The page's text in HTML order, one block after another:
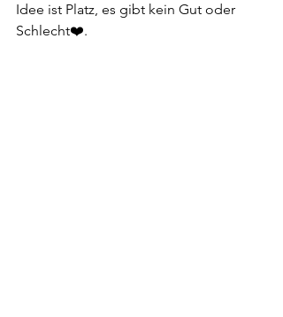
Idee ist Platz, es gibt kein Gut oder
Schlecht❤️.